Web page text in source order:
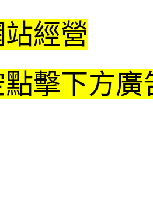
經營
擊下方廣